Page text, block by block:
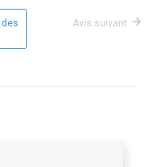
des
Avis suivant